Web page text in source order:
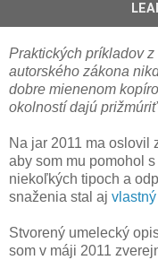
Praktických príkladov
autorského zákona
dobre mienenom
okolností dajú
Na jar 2011 ma oslovil
aby som mu pomohol
niekoľkých tipoch a
snaženia stal aj
Stvorený umelecký
som v máji 2011